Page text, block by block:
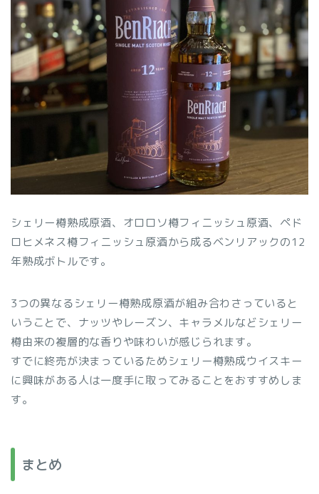
シェリー樽熟成原酒、オロロソ樽フィニッシュ原酒、ペド
ロヒメネス樽フィニッシュ原酒から成るベンリアックの12
年熟成ボトルです。
3つの異なるシェリー樽熟成原酒が組み合わさっていると
いうことで、ナッツやレーズン、キャラメルなどシェリー
樽由来の複層的な香りや味わいが感じられます。
すでに終売が決まっているためシェリー樽熟成ウイスキー
に興味がある人は一度手に取ってみることをおすすめしま
す。
まとめ